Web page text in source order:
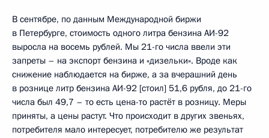
В сентябре, по данным Международной биржи
в Петербурге, стоимость одного литра бензина АИ-92
выросла на восемь рублей. Мы 21-го числа ввели эти
запреты – на экспорт бензина и «дизельки». Вроде как
снижение наблюдается на бирже, а за вчерашний день
в рознице литр бензина АИ-92 [стоил] 51,6 рубля, до 21-го
числа был 49,7 – то есть цена-то растёт в розницу. Меры
приняты, а цены растут. Что происходит в других звеньях,
потребителя мало интересует, потребителю же результат